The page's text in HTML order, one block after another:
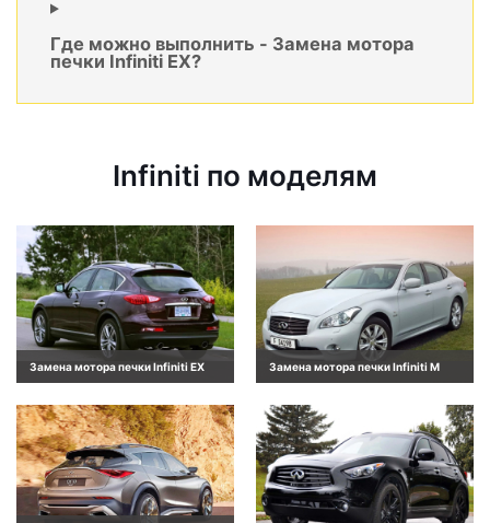
Где можно выполнить - Замена мотора
печки Infiniti EX?
Infiniti по моделям
Замена мотора печки Infiniti EX Замена мотора печки Infiniti M